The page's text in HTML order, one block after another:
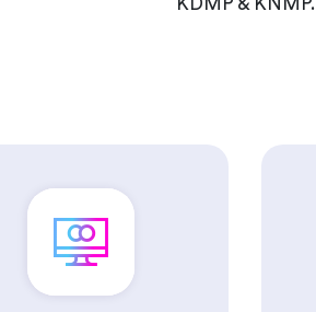
KDMP & KNMP.